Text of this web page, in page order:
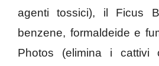
agenti tossici), il Ficus
benzene, formaldeide e
Photos (elimina i cattivi